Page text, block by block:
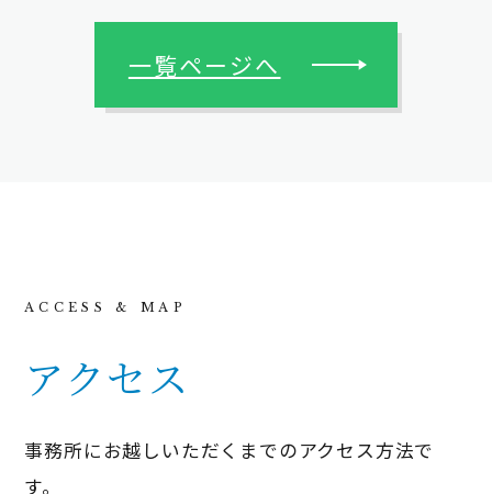
一覧ページへ
アクセス
事務所にお越しいただくまでのアクセス方法で
す。